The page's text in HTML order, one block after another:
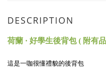
DESCRIPTION
荷蘭 · 好學生後背包 ( 附有
這是一咖很懂禮貌的後背包